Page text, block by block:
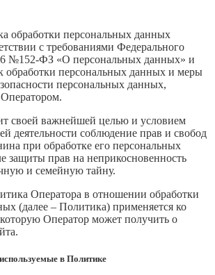
обработки персональных данных
с требованиями Федерального
№152-ФЗ «О персональных данных» и
обработки персональных данных и меры
персональных данных,
своей важнейшей целью и условием
деятельности соблюдение прав и свобод
при обработке его персональных
защиты прав на неприкосновенность
и семейную тайну.
Оператора в отношении обработки
(далее – Политика) применяется ко
Оператор может получить о
в Политике